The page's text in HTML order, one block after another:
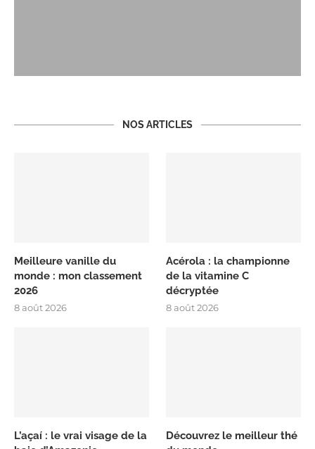
NOS ARTICLES
Meilleure vanille du
monde : mon classement
2026
8 août 2026
Acérola : la championne
de la vitamine C
décryptée
8 août 2026
L’açaí : le vrai visage de la
Découvrez le meilleur thé